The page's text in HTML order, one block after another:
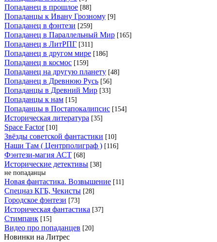
Попаданец в прошлое [88]
Попаданцы к Ивану Грозному [9]
Попаданец в фэнтези [259]
Попаданец в Параллельный Мир [165]
Попаданец в ЛитРПГ [311]
Попаданец в другом мире [186]
Попаданец в космос [159]
Попаданец на другую планету [48]
Попаданец в Древнюю Русь [56]
Попаданцы в Древний Мир [33]
Попаданцы к нам [15]
Попаданцы в Постапокалипсис [154]
Историческая литература [35]
Space Factor [10]
Звёзды советской фантастики [10]
Наши Там ( Центрполиграф ) [116]
Фэнтези-магия АСТ [68]
Исторические детективы [38]
не попаданцы
Новая фантастика. Возвышение [11]
Спецназ КГБ, Чекисты [28]
Городское фэнтези [73]
Историческая фантастика [37]
Стимпанк [15]
Видео про попаданцев [20]
Новинки на Литрес